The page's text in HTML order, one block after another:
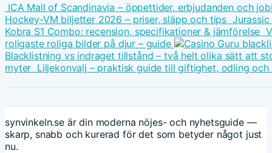
ICA Mall of Scandinavia – öppettider, erbjudanden och
Hockey-VM biljetter 2026 – priser, släpp och tips
Kobra S1 Combo: recension, specifikationer & jämförelse
roligaste roliga bilder på djur – guide
Blacklistning vs indraget tillstånd – två helt olika sätt att
myter Liljekonvalj – praktisk guide till giftighet, odling
synvinkeln.se är din moderna nöjes- och nyhetsguide —
skarp, snabb och kurerad för det som betyder något just
nu.